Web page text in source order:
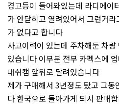
경고등이 들어와있는데 라디에이
가 안닫히고 열려있어서 그런거
가 없다고 합니다
사고이력이 있는데 주차해둔 차
있습니다 이부분 전부 카펙스에
대쉬캠 앞뒤로 달려있습니다
제가 구매해서 3년정도 탔고 그동
다 한국으로 돌아가게 되서 판매